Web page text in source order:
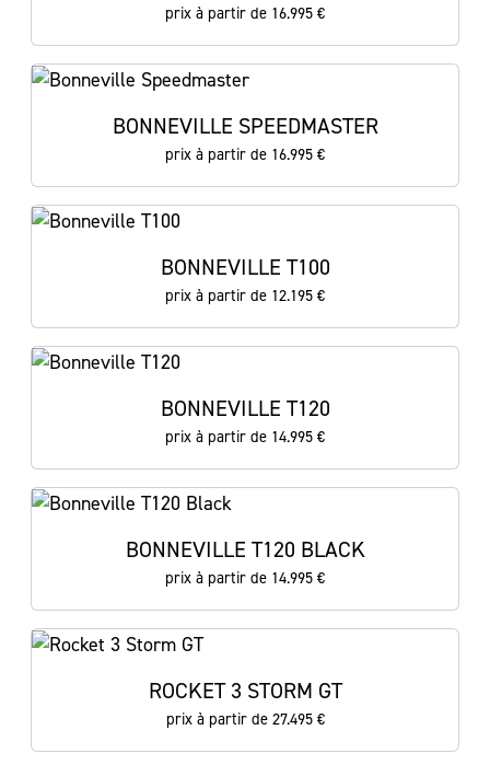
prix à partir de 16.995 €
BONNEVILLE SPEEDMASTER
prix à partir de 16.995 €
BONNEVILLE T100
prix à partir de 12.195 €
BONNEVILLE T120
prix à partir de 14.995 €
BONNEVILLE T120 BLACK
prix à partir de 14.995 €
ROCKET 3 STORM GT
prix à partir de 27.495 €